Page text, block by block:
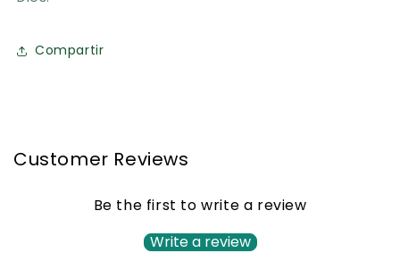
Compartir
Customer Reviews
Be the first to write a review
Write a review